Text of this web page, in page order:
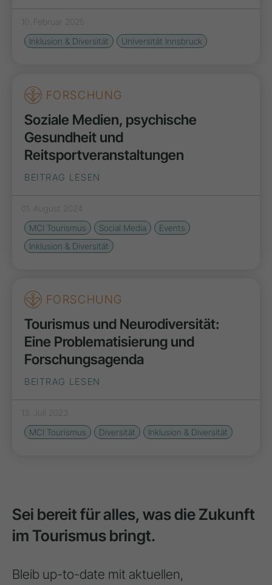
10. Februar 2025
Inklusion & Diversität
Universität Innsbruck
FORSCHUNG
Soziale Medien, psychische
Gesundheit und
Reitsportveranstaltungen
BEITRAG LESEN
01. August 2024
MCI Tourismus
Social Media
Events
Inklusion & Diversität
FORSCHUNG
Tourismus und Neurodiversität:
Eine Problematisierung und
Forschungsagenda
BEITRAG LESEN
13. Juli 2023
MCI Tourismus
Diversität Inklusion & Diversität
Sei bereit für alles, was die Zukunft
im Tourismus bringt.
Bleib up-to-date mit aktuellen,